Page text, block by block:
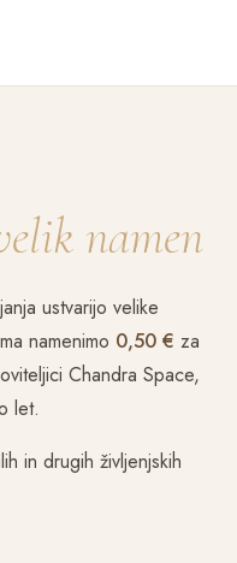
namen
ustvarijo velike
namenimo 0,50 € za
Chandra Space,
let.
in drugih življenjskih